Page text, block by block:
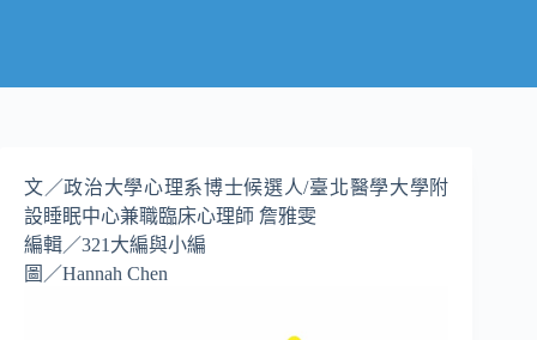
文／政治大學心理系博士候選人/臺北醫學大學附
設睡眠中心兼職臨床心理師 詹雅雯
編輯／321大編與小編
圖／Hannah Chen